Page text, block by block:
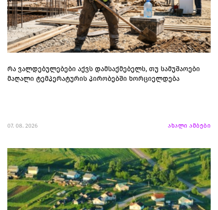
რა ვალდებულებები აქვს დამსაქმებელს, თუ სამუშაოები
მაღალი ტემპერატურის პირობებში ხორციელდება
07. 08. 2026 ახალი ამბები